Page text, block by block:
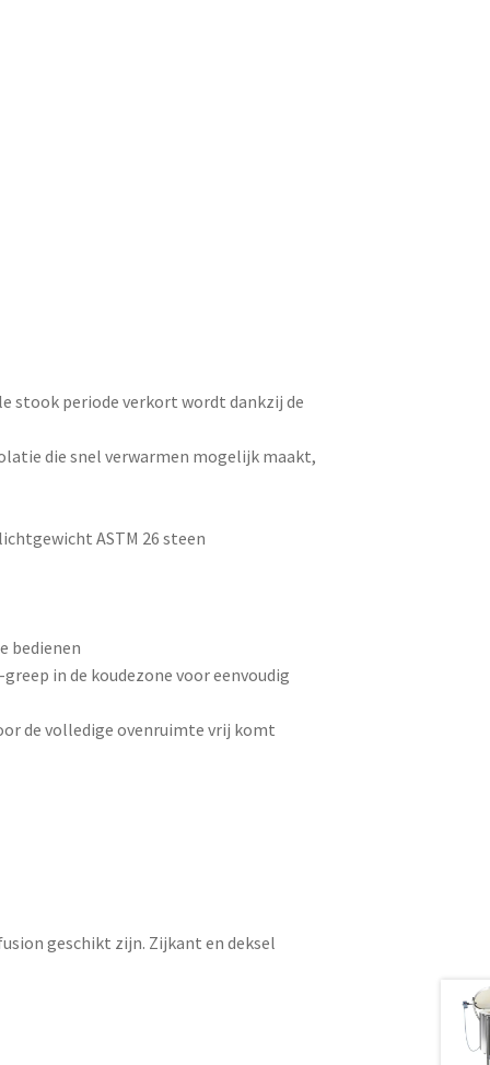
stook periode verkort wordt dankzij de
die snel verwarmen mogelijk maakt,
ASTM 26 steen
bedienen
in de koudezone voor eenvoudig
de volledige ovenruimte vrij komt
geschikt zijn. Zijkant en deksel